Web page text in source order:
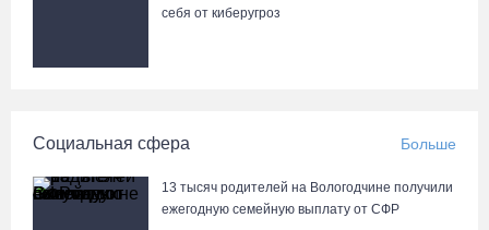
себя от киберугроз
Социальная сфера Больше
13 тысяч родителей на Вологодчине получили
ежегодную семейную выплату от СФР